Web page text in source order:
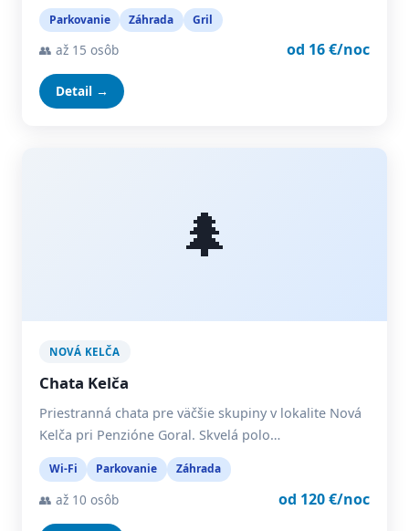
Parkovanie Záhrada Gril
👥 až 15 osôb od 16 €/noc
Detail →
🌲
NOVÁ KELČA
Chata Kelča
Priestranná chata pre väčšie skupiny v lokalite Nová
Kelča pri Penzióne Goral. Skvelá polo…
Wi-Fi Parkovanie Záhrada
👥 až 10 osôb od 120 €/noc